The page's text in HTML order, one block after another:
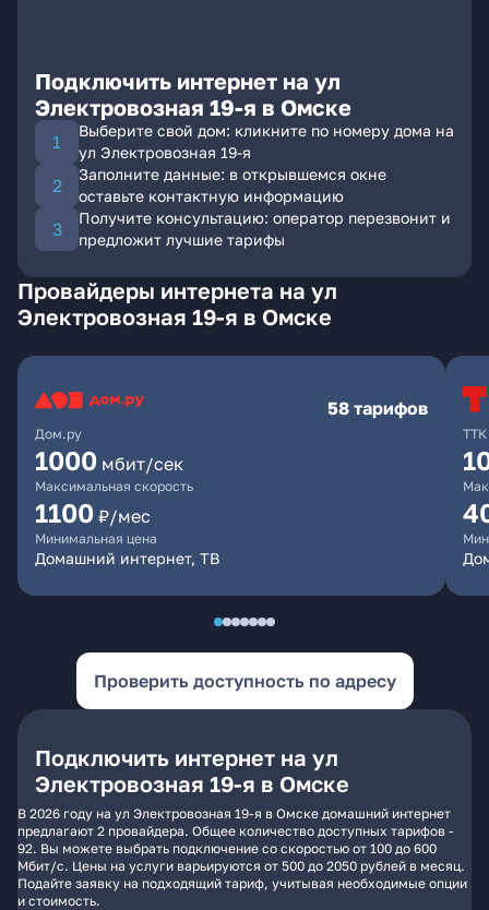
Подключить интернет на ул
Электровозная 19-я в Омске
Выберите свой дом: кликните по номеру дома на
ул Электровозная 19-я
Заполните данные: в открывшемся окне
оставьте контактную информацию
Получите консультацию: оператор перезвонит и
предложит лучшие тарифы
Провайдеры интернета на ул
Электровозная 19-я в Омске
Дом.ру
58 тарифов
1000 мбит/сек
Максимальная скорость
1100 ₽/мес
Минимальная цена
Домашний интернет, ТВ
ТТК
Проверить доступность по адресу
Подключить интернет на ул
Электровозная 19-я в Омске
В 2026 году на ул Электровозная 19-я в Омске домашний интернет
предлагают 2 провайдера. Общее количество доступных тарифов -
92. Вы можете выбрать подключение со скоростью от 100 до 600
Мбит/с. Цены на услуги варьируются от 500 до 2050 рублей в месяц.
Подайте заявку на подходящий тариф, учитывая необходимые опции
и стоимость.